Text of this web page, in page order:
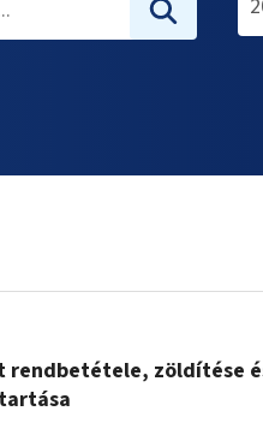
rendbetétele, zöldítése